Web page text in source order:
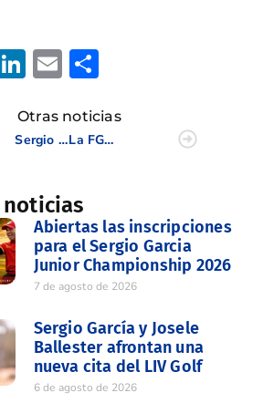
LinkedIn
Email
Otras noticias
Sergio García, “sería bonito ganar en Dubai, pero la temporada ya está hecha”
La FGCV celebra una jornada formativa de Directores de Torneo
Abiertas las inscripciones
para el Sergio Garcia
Junior Championship 2026
7 de agosto de 2026
Sergio García y Josele
Ballester afrontan una
nueva cita del LIV Golf
6 de agosto de 2026